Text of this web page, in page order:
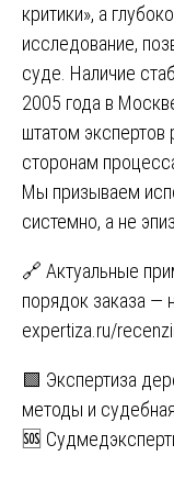
критики», а
исследование,
суде. Наличие
2005 года в
штатом
сторонам
Мы призываем
системно, а не
🔗 Актуальные
порядок заказа —
expertiza.ru/
Навигация
по
🟩 Экспертиза
методы и
🆘